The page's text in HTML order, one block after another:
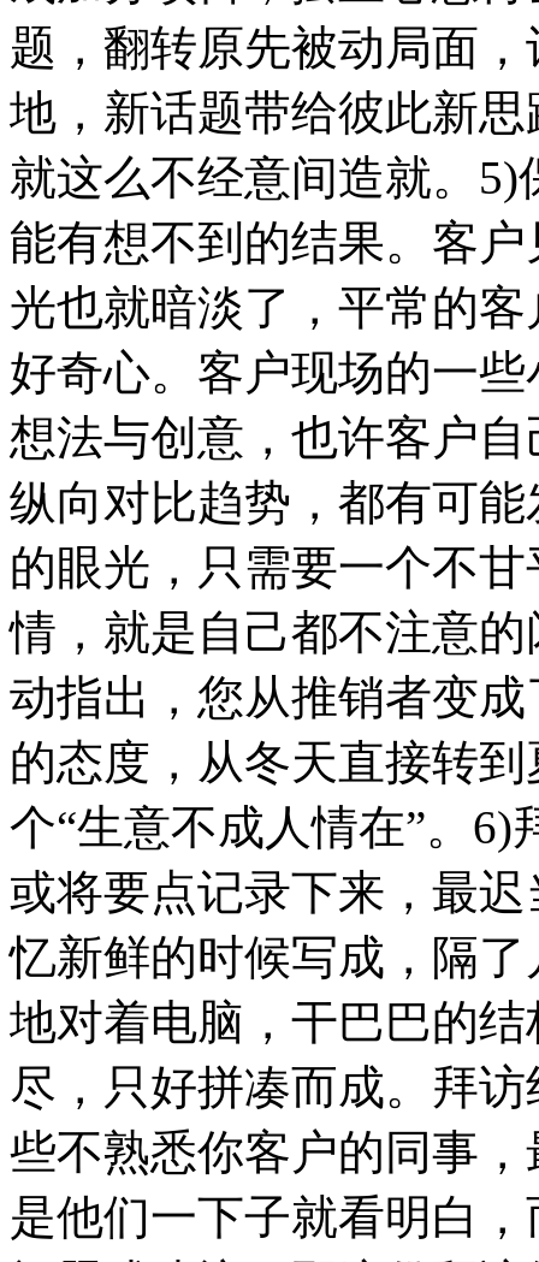
题，翻转原先被动局面
地，新话题带给彼此新
就这么不经意间造就。
能有想不到的结果。客
光也就暗淡了，平常的
好奇心。客户现场的一
想法与创意，也许客户
纵向对比趋势，都有可
的眼光，只需要一个不
情，就是自己都不注意
动指出，您从推销者变
的态度，从冬天直接转
个“生意不成人情在”。
或将要点记录下来，最
忆新鲜的时候写成，隔
地对着电脑，干巴巴的
尽，只好拼凑而成。拜
些不熟悉你客户的同事
是他们一下子就看明白